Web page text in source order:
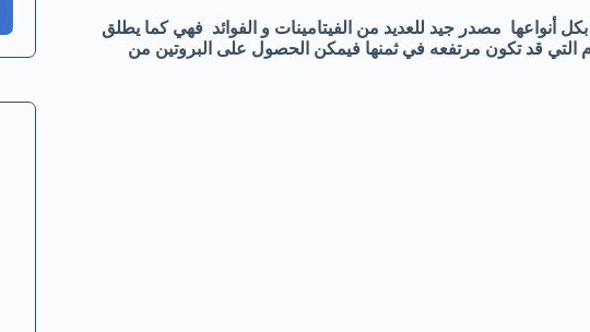
بكل أنواعها مصدر جيد للعديد من الفيتامينات و الفوائد فهي كما يطلق
التي قد تكون مرتفعه في ثمنها فيمكن الحصول على البروتين من